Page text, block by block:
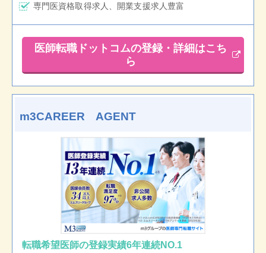
専門医資格取得求人、開業支援求人豊富
医師転職ドットコムの登録・詳細はこち
ら
m3CAREER AGENT
転職希望医師の登録実績6年連続NO.1